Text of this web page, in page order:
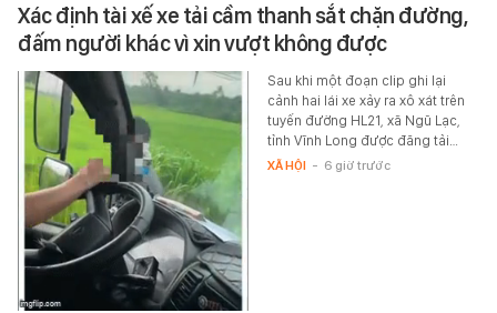
Xác định tài xế xe tải cầm thanh sắt chặn đường,
đấm người khác vì xin vượt không được
Sau khi một đoạn clip ghi lại
cảnh hai lái xe xảy ra xô xát trên
tuyến đường HL21, xã Ngũ Lạc,
tỉnh Vĩnh Long được đăng tải…
XÃ HỘI - 6 giờ trước